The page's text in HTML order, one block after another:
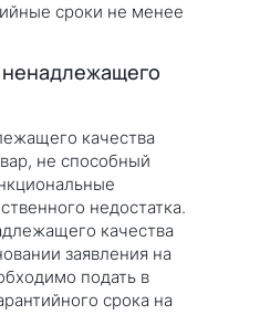
сроки не менее
ненадлежащего
качества
не способный
недостатка.
качества
заявления на
подать в
срока на